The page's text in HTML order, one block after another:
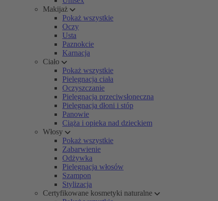
Makijaż
Pokaż wszystkie
Oczy
Usta
Paznokcie
Karnacja
Ciało
Pokaż wszystkie
Pielęgnacja ciała
Oczyszczanie
Pielęgnacja przeciwsłoneczna
Pielęgnacja dłoni i stóp
Panowie
Ciąża i opieka nad dzieckiem
Włosy
Pokaż wszystkie
Zabarwienie
Odżywka
Pielęgnacja włosów
Szampon
Stylizacja
Certyfikowane kosmetyki naturalne